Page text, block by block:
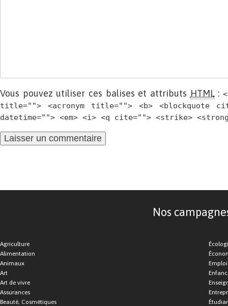
Vous pouvez utiliser ces balises et attributs HTML:
title=""> <acronym title=""> <b> <blockquote
datetime=""> <em> <i> <q cite=""> <strike>
Nos
Agriculture
Alimentation
Animaux
Art
Art de vivre
Assurances
Beauté, Cosmétiques
Emploi